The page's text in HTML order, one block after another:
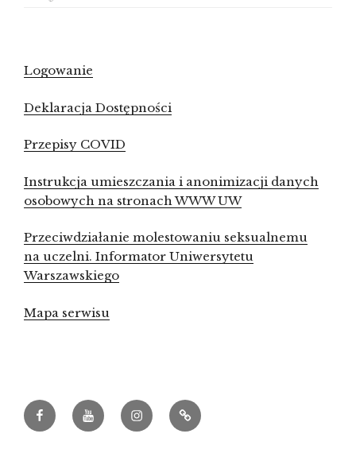
Logowanie
Deklaracja Dostępności
Przepisy COVID
Instrukcja umieszczania i anonimizacji danych
osobowych na stronach WWW UW
Przeciwdziałanie molestowaniu seksualnemu
na uczelni. Informator Uniwersytetu
Warszawskiego
Mapa serwisu
FacebookYoutubeInstagramArcheowieści.pl